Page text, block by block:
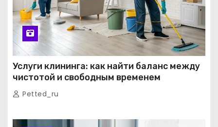
Услуги клининга: как найти баланс между
чистотой и свободным временем
Petted_ru